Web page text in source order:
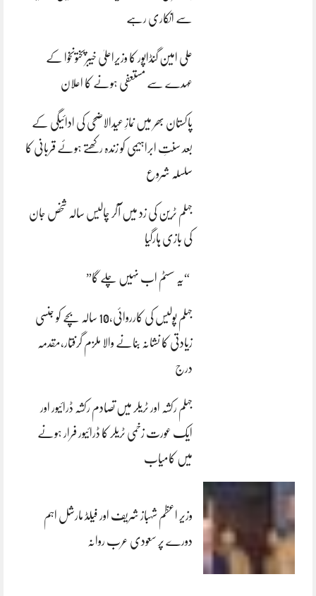
سے انکاری رہے
علی امین گنڈاپور کا وزیراعلیٰ خیبرپختونخوا کے
عہدے سے مستعفی ہونے کا اعلان
پاکستان بھر میں نمازِ عیدالاضحی کی ادائیگی کے
بعد سنتِ ابراہیمی کو زندہ رکھتے ہوئے قربانی کا
سلسلہ شروع
جہلم ٹرین کی زد میں آکر چالیس سالہ شخص جان
کی بازی ہارگیا
“یہ سسٹم اب نہیں چلے گا”
جہلم پولیس کی کارروائی،10 سالہ بچے کو جنسی
زیادتی کا نشانہ بنانے والا ملزم گرفتار،مقدمہ
درج
جہلم رکشہ اور ٹریلر میں تصادم رکشہ ڈرائیور اور
ایک عورت زخمی ٹریلر کا ڈرائیور فرار ہونے
میں کامیاب
وزیر اعظم شہباز شریف اور فیلڈ مارشل اہم
دورے پر سعودی عرب روانہ